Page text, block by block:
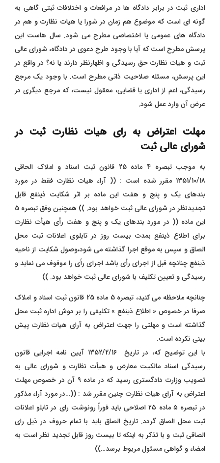
اداری ثبت در برابر دادگاه ‌ها در مرافعات و اختلافات ثبتی گاهی به
گونه ‌ای است که موضوع هم ‌زمان در شورا یا هیات نظارت و هم در
دادگاه‌ های عمومی یا اختصاصی مطرح می ‌شود. سال‌ هاست این
پرسش مطرح است که آیا با وجود طرح دعوی در دادگاه، شورای عالی
ثبت و هیات نظارت حق رسیدگی و اظهارنظر دارند یا نه؟ در واقع در
این پرسش، مسئله صلاحیت ذاتی مطرح است. با وجود یک مرجع
رسیدگی، اعم از اداری یا قضایی، معقول نیست، که مرجع دیگری در
عرض آن وارد عمل شود.
مهلت اعتراض به رای هیات نظارت ثبت در
شورای عالی ثبت
به موجب تبصره 4 ماده 25 قانون ثبت اسناد و املاک الحاقی
1351/10/18 مقرر شده است : (( آراء هیات نظارت فقط در مورد
بندهاﻯ یک و پنج و هفت این ماده بر اثر شکایت ذینفع قابل
تجدیدنظر در شوراﻯ عالی ثبت خواهد بود‌. )) همچنین وفق تبصره 5
این ماده (( در مورد بندهاﻯ یک و پنج و هفت رأﻯ هیأت نظارت
براﻯ اطلاع ذینفع بمدت بیست روز در تابلوﻯ اعلانات ثبت محل
الصاق و سپس به موقع اجرا گذاشته می شود،وصول شکایت از ناحیه
ذینفع چنانچه قبل از اجراﻯ رأﻯ باشد اجراﻯ رأﻯ را موقوف می نماید و
رسیدگی و تعیین تکلیف با شوراﻯ عالی ثبت خواهد‌ بود. ))
چنانچه ملاحظه می کنید، تبصره 5 ماده 25 قانون ثبت اسناد و املاک
صرفا در خصوص « اطلاع ذینفع » تکلیفی را بر دوش اداره ثبت محل
گذاشته است و مهلتی را جهت اعتراض به آرای هیات نظارت پیش
بینی نکرده است.
با این توضیح که، در تاریخ 1352/2/16 آیین نامه اجرایی قانون
رسیدگی اسناد مالکیت معارض و هیأت نظارت و شورای عالی به
تصویب وزارت دادگستری رسید که در ماده 9 آن در خصوص مهلت
اعتراض به آرای هیات نظارت چنین مقرر شد : ((…در مورد آراء مذکور
در تبصره ۵ ماده ۲۵ اصلاحی باید فوراً رونوشت رای در تابلو اعلانات
ثبت محل الصاق گردد. تاریخ الصاق باید با تمام حروف در ذیل رای
الصاقی ثبت و با تذکر به اینکه تا بیست روز قابل تجدید نظر است به
امضاء و گواهی مسئول مربوط برسد…))